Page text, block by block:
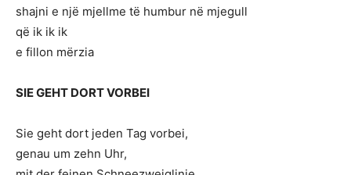
shajni e një mjellme të humbur në mjegull
që ik ik ik
e fillon mërzia
SIE GEHT DORT VORBEI
Sie geht dort jeden Tag vorbei,
genau um zehn Uhr,